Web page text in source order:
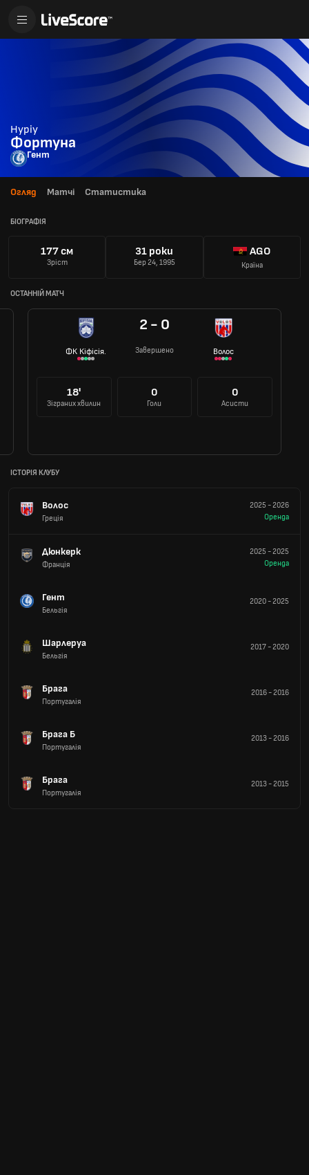
Нуріу
Фортуна
Гент
Огляд Матчі Статистика
БІОГРАФІЯ
177 см
Зріст
31 роки
Бер 24, 1995
AGO
Країна
ОСТАННІЙ МАТЧ
ФК Кіфісія.
2 - 0
Завершено Волос
18'
Зіграних хвилин
0
Голи
0
Асисти
ІСТОРІЯ КЛУБУ
Волос
Греція
2025 -2026
Оренда
Дюнкерк
Франція
2025 -2025
Оренда
Гент
Бельгія
2020-2025
Шарлеруа
Бельгія
2017-2020
Брага
Португалія
2016-2016
Брага Б
Португалія
2013-2016
Брага
Португалія
2013-2015